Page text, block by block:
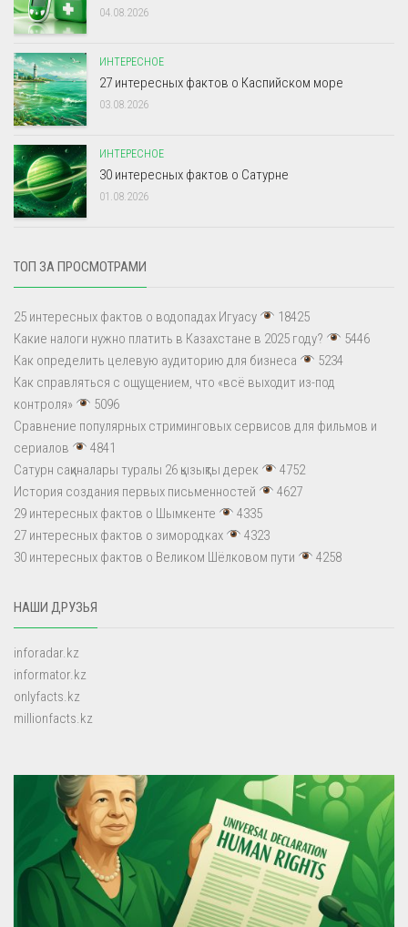
04.08.2026
ИНТЕРЕСНОЕ
27 интересных фактов о Каспийском море
03.08.2026
ИНТЕРЕСНОЕ
30 интересных фактов о Сатурне
01.08.2026
ТОП ЗА ПРОСМОТРАМИ
25 интересных фактов о водопадах Игуасу
18425
Какие налоги нужно платить в Казахстане в 2025 году?
5446
Как определить целевую аудиторию для бизнеса
5234
Как справляться с ощущением, что «всё выходит из-под
контроля»
5096
Сравнение популярных стриминговых сервисов для фильмов и
сериалов
4841
Сатурн сақиналары туралы 26 қызықты дерек
4752
История создания первых письменностей
4627
29 интересных фактов о Шымкенте
4335
27 интересных фактов о зимородках
4323
30 интересных фактов о Великом Шёлковом пути
4258
НАШИ ДРУЗЬЯ
inforadar.kz
informator.kz
onlyfacts.kz
millionfacts.kz